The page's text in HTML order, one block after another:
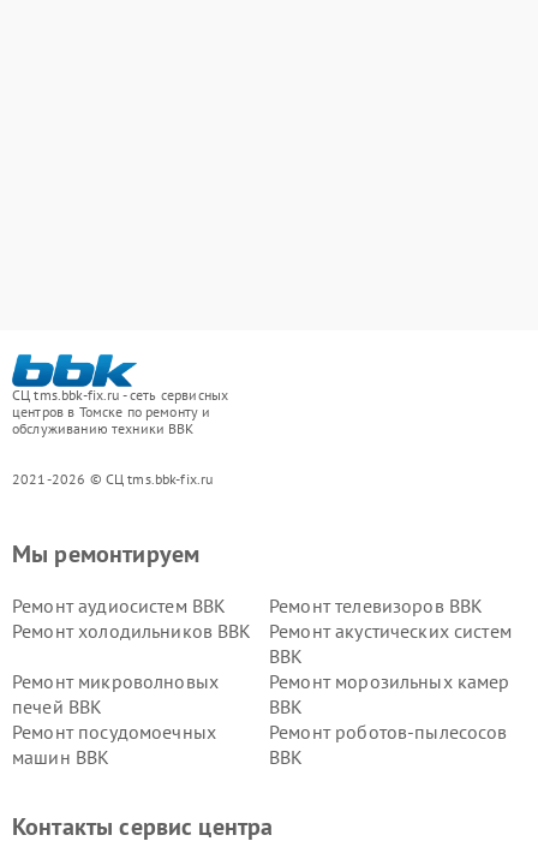
СЦ tms.bbk-fix.ru - сеть сервисных
центров в Томске по ремонту и
обслуживанию техники BBK
2021-2026 © СЦ tms.bbk-fix.ru
Мы ремонтируем
Ремонт аудиосистем BBK
Ремонт телевизоров BBK
Ремонт холодильников BBK
Ремонт акустических систем
BBK
Ремонт микроволновых
печей BBK
Ремонт морозильных камер
BBK
Ремонт посудомоечных
машин BBK
Ремонт роботов-пылесосов
BBK
Ремонт винных шкафов BBK
Контакты сервис центра